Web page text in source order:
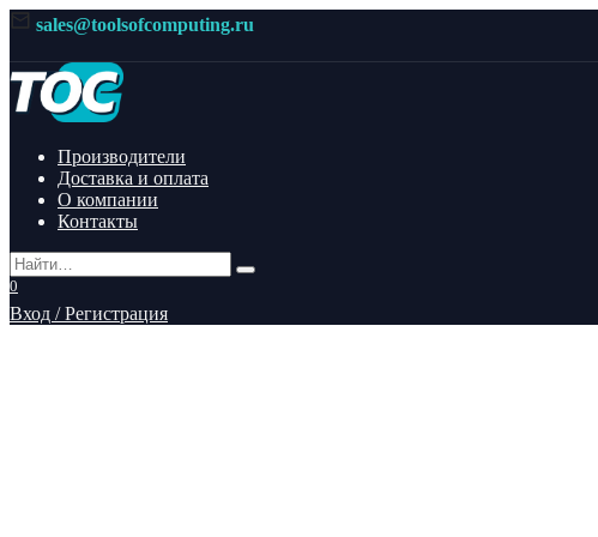
Перейти
содержанию
sales@toolsofcomputing.ru
Производители
Доставка и оплата
О компании
Контакты
Search
for:
0
Вход / Регистрация